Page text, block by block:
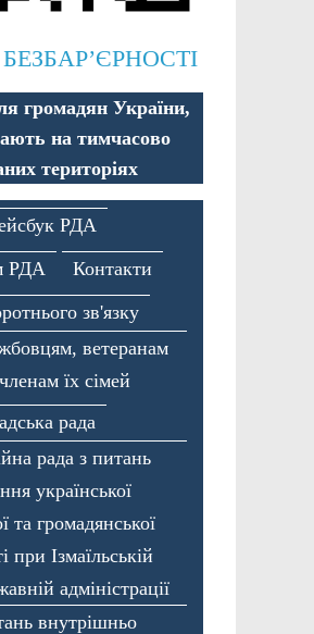
громадян України,
на тимчасово
територіях
РДА
РДА
Контакти
зв'язку
ветеранам
їх сімей
рада
рада з питань
української
та громадянської
при Ізмаїльській
адміністрації
внутрішньо